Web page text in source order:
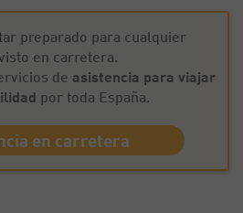
preparado para cualquier
en carretera.
de asistencia para viajar
por toda España.
en carretera